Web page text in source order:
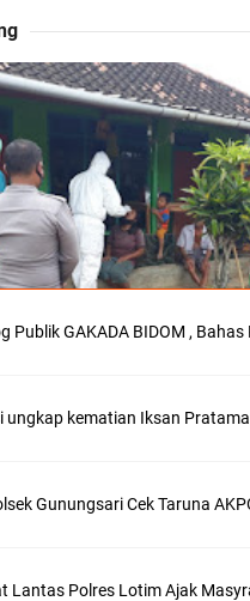
ungkap kematian Iksan Pratama